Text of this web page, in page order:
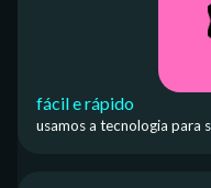
fácil e rápido
usamos a tecnologia para